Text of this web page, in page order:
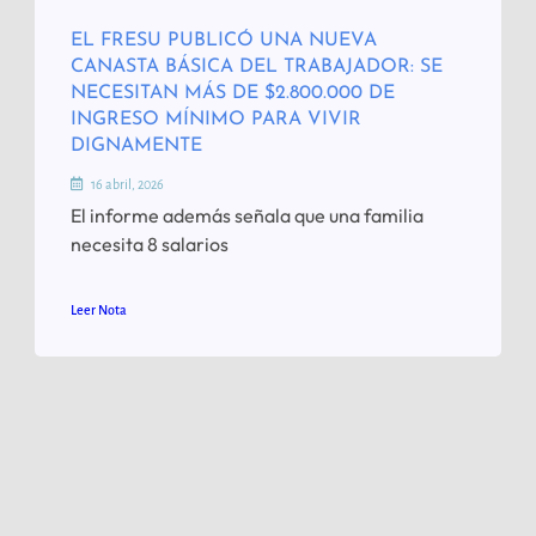
EL FRESU PUBLICÓ UNA NUEVA
CANASTA BÁSICA DEL TRABAJADOR: SE
NECESITAN MÁS DE $2.800.000 DE
INGRESO MÍNIMO PARA VIVIR
DIGNAMENTE
16 abril, 2026
El informe además señala que una familia
necesita 8 salarios
Leer Nota